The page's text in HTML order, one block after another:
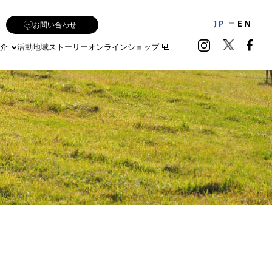
活動地域ストーリーオンラインショップ
お問い合わせ JP EN